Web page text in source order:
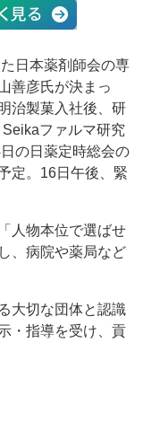
日本薬剤師会の専
善彦氏が決まっ
治製菓入社後、研
ファルマ研究
の日薬定時総会の
定。16日午後、緊
人物本位で選ばせ
、病院や薬局など
大切な団体と認識
・指導を受け、貢